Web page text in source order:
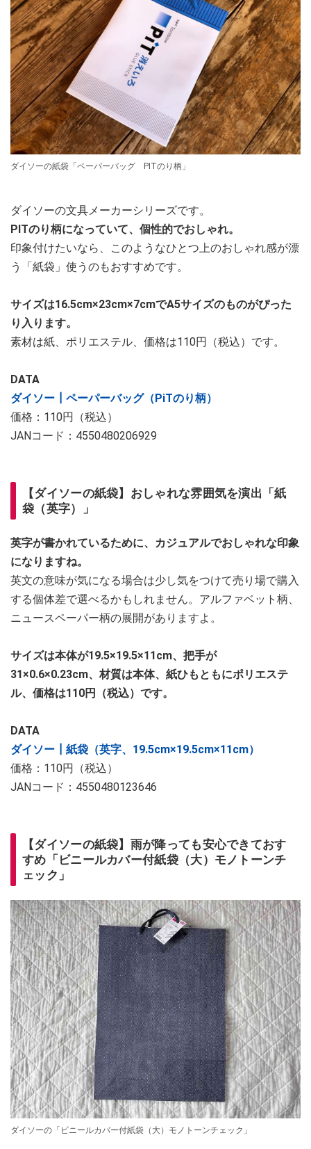
ダイソーの紙袋「ペーパーバッグ PITのり柄」
ダイソーの文具メーカーシリーズです。
PITのり柄になっていて、個性的でおしゃれ。
印象付けたいなら、このようなひとつ上のおしゃれ感が漂
う「紙袋」使うのもおすすめです。
サイズは16.5cm×23cm×7cmでA5サイズのものがぴった
り入ります。
素材は紙、ポリエステル、価格は110円（税込）です。
DATA
ダイソー┃ペーパーバッグ（PiTのり柄）
価格：110円（税込）
JANコード：4550480206929
【ダイソーの紙袋】おしゃれな雰囲気を演出「紙
袋（英字）」
英字が書かれているために、カジュアルでおしゃれな印象
になりますね。
英文の意味が気になる場合は少し気をつけて売り場で購入
する個体差で選べるかもしれません。アルファベット柄、
ニュースペーパー柄の展開がありますよ。
サイズは本体が19.5×19.5×11cm、把手が
31×0.6×0.23cm、材質は本体、紙ひもともにポリエステ
ル、価格は110円（税込）です。
DATA
ダイソー┃紙袋（英字、19.5cm×19.5cm×11cm）
価格：110円（税込）
JANコード：4550480123646
【ダイソーの紙袋】雨が降っても安心できておす
すめ「ビニールカバー付紙袋（大）モノトーンチ
ェック」
ダイソーの「ビニールカバー付紙袋（大）モノトーンチェック」